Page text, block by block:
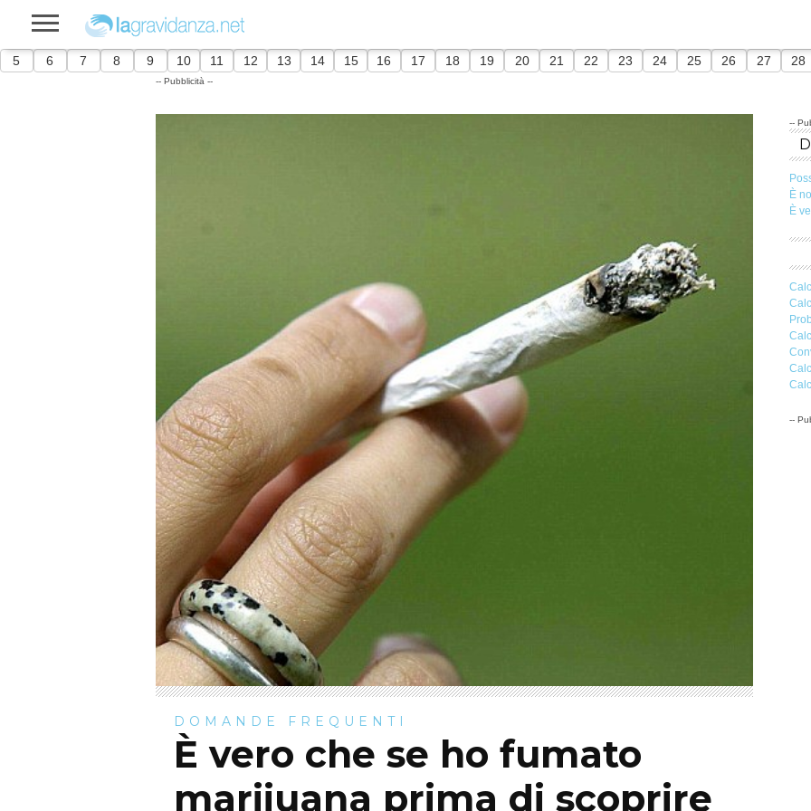
5 6 7 8 9 10 11 12 13 14 15 16 17 18 19 20 21 22 23 24 25 26 27 28
-- Pubblicità --
DOMANDE FREQUENTI
È vero che se ho fumato
marijuana prima di scoprire
--
È
È
--